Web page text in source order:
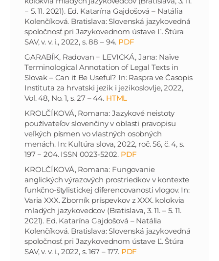
− 5. 11. 2021). Ed. Katarína Gajdošová – Natália
Kolenčíková. Bratislava: Slovenská jazykovedná
spoločnosť pri Jazykovednom ústave Ľ. Štúra
SAV, v. v. i., 2022, s. 88 – 94. PDF
GARABÍK, Radovan − LEVICKÁ, Jana: Naïve
Terminological Annotation of Legal Texts in
Slovak – Can it Be Useful? In: Raspra ve Časopis
Instituta za hrvatski jezik i jezikoslovlje, 2022,
Vol. 48, No. 1, s. 27 – 44. HTML
KROLČÍKOVÁ, Romana: Jazykové neistoty
používateľov slovenčiny v oblasti pravopisu
veľkých písmen vo vlastných osobných
menách. In: Kultúra slova, 2022, roč. 56, č. 4, s.
197 − 204. ISSN 0023-5202. PDF
KROLČÍKOVÁ, Romana: Fungovanie
anglických výrazových prostriedkov v kontexte
funkčno-štylistickej diferencovanosti vlogov. In:
Varia XXX. Zborník príspevkov z XXX. kolokvia
mladých jazykovedcov (Bratislava, 3. 11. – 5. 11.
2021). Ed. Katarína Gajdošová – Natália
Kolenčíková. Bratislava: Slovenská jazykovedná
spoločnosť pri Jazykovednom ústave Ľ. Štúra
SAV, v. v. i., 2022, s. 167 – 177. PDF